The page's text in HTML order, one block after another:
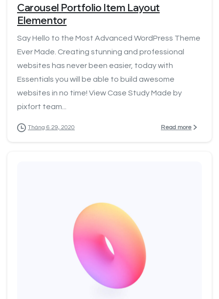
Carousel Portfolio Item Layout
Elementor
Say Hello to the Most Advanced WordPress Theme
Ever Made. Creating stunning and professional
websites has never been easier, today with
Essentials you will be able to build awesome
websites in no time! View Case Study Made by
pixfort team...
Tháng 6 29, 2020 Read more